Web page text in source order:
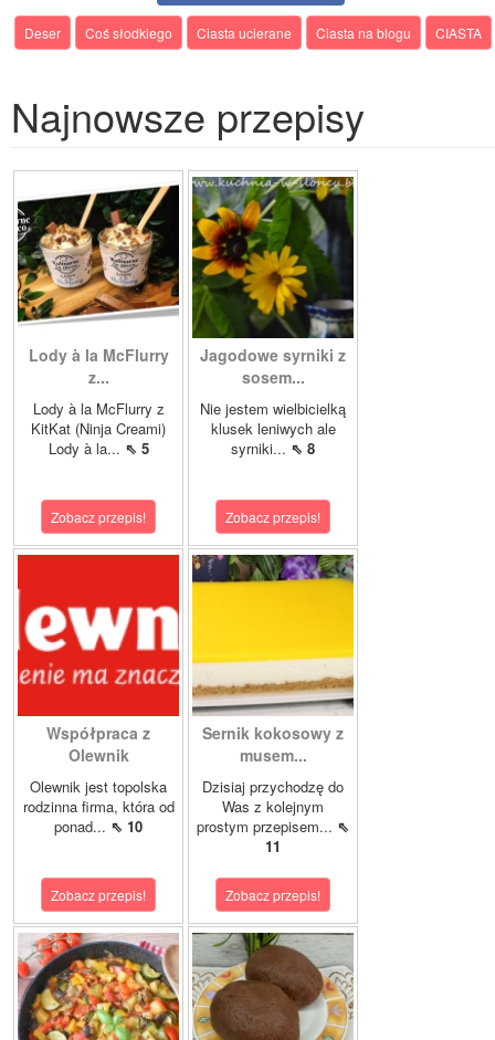
Deser Coś słodkiego Ciasta ucierane Ciasta na blogu CIASTA
Najnowsze przepisy
Lody à la McFlurry
z...
Lody à la McFlurry z
KitKat (Ninja Creami)
Lody à la... ⇖ 5
Zobacz przepis!
Jagodowe syrniki z
sosem...
Nie jestem wielbicielką
klusek leniwych ale
syrniki... ⇖ 8
Zobacz przepis!
Współpraca z
Olewnik
Olewnik jest topolska
rodzinna firma, która od
ponad... ⇖ 10
Zobacz przepis!
Sernik kokosowy z
musem...
Dzisiaj przychodzę do
Was z kolejnym
prostym przepisem... ⇖
11
Zobacz przepis!